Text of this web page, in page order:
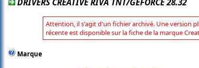
Attention, il s'agit d'un fichier archivé. Une version
récente est disponible sur la fiche de la marque
Marque